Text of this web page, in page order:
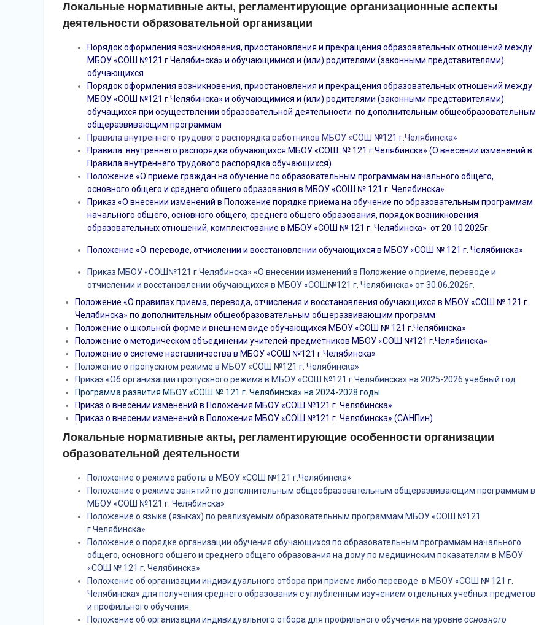
Локальные нормативные акты, регламентирующие организационные аспекты
деятельности образовательной организации
Порядок оформления возникновения, приостановления и прекращения образовательных отношений между
МБОУ «СОШ №121 г.Челябинска» и обучающимися и (или) родителями (законными представителями)
обучающихся
Порядок оформления возникновения, приостановления и прекращения образовательных отношений между
МБОУ «СОШ №121 г.Челябинска» и обучающимися и (или) родителями (законными представителями)
обучащихся при осуществлении образовательной деятельности по дополнительным общеобразовательным
общеразвивающим программам
Правила внутреннего трудового распорядка работников МБОУ «СОШ №121 г.Челябинска»
Правила внутреннего распорядка обучающихся МБОУ «СОШ № 121 г.Челябинска» (О внесении изменений в
Правила внутреннего трудового распорядка обучающихся)
Положение «О приеме граждан на обучение по образовательным программам начального общего,
основного общего и среднего общего образования в МБОУ «СОШ № 121 г. Челябинска»
Приказ «О внесении изменений в Положение порядке приёма на обучение по образовательным программам
начального общего, основного общего, среднего общего образования, порядок возникновения
образовательных отношений, комплектование в МБОУ «СОШ № 121 г. Челябинска» от 20.10.2025г.
Положение «О переводе, отчислении и восстановлении обучающихся в МБОУ «СОШ № 121 г. Челябинска»
Приказ МБОУ «СОШ№121 г.Челябинска» «О внесении изменений в Положение о приеме, переводе и
отчислении и восстановлении обучающихся в МБОУ «СОШ№121 г. Челябинска» от 30.06.2026г.
Положение «О правилах приема, перевода, отчисления и восстановления обучающихся в МБОУ «СОШ № 121 г.
Челябинска» по дополнительным общеобразовательным общеразвивающим программ
Положение о школьной форме и внешнем виде обучающихся МБОУ «СОШ № 121 г.Челябинска»
Положение о методическом объединении учителей-предметников МБОУ «СОШ №121 г.Челябинска»
Положение о системе наставничества в МБОУ «СОШ №121 г.Челябинска»
Положение о пропускном режиме в МБОУ «СОШ №121 г. Челябинска»
Приказ «Об организации пропускного режима в МБОУ «СОШ №121 г.Челябинска» на 2025-2026 учебный год
Программа развития МБОУ «СОШ № 121 г. Челябинска» на 2024-2028 годы
Приказ о внесении изменений в Положения МБОУ «СОШ №121 г. Челябинска»
Приказ о внесении изменений в Положения МБОУ «СОШ №121 г. Челябинска» (САНПин)
Локальные нормативные акты, регламентирующие особенности организации
образовательной деятельности
Положение о режиме работы в МБОУ «СОШ №121 г.Челябинска»
Положение о режиме занятий по дополнительным общеобразовательным общеразвивающим программам в
МБОУ «СОШ №121 г. Челябинска»
Положение о языке (языках) по реализуемым образовательным программам МБОУ «СОШ №121
г.Челябинска»
Положение о порядке организации обучения обучающихся по образовательным программам начального
общего, основного общего и среднего общего образования на дому по медицинским показателям в МБОУ
«СОШ № 121 г. Челябинска»
Положение об организации индивидуального отбора при приеме либо переводе в МБОУ «СОШ № 121 г.
Челябинска» для получения среднего образования с углубленным изучением отдельных учебных предметов
и профильного обучения.
Положение об организации индивидуального отбора для профильного обучения на уровне основного